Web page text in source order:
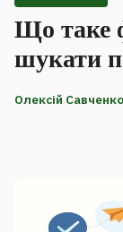
Що таке
шукати
Олексій Савченко